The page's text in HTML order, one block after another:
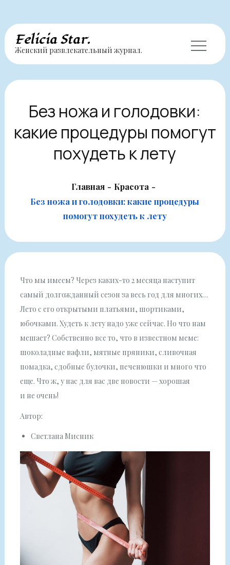
Перейти
содержимому
Felicia Star.
Женский развлекательный журнал.
Без ножа и голодовки:
какие процедуры помогут
похудеть к лету
Главная
Красота
Без ножа и голодовки: какие процедуры
помогут похудеть к лету
Что мы имеем? Через каких-то 2 месяца наступит
самый долгожданный сезон за весь год для многих…
Лето с его открытыми платьями, шортиками,
юбочками. Худеть к лету надо уже сейчас. Но что нам
мешает? Собственно все то, что в известном меме:
шоколадные вафли, мятные пряники, сливочная
помадка, сдобные булочки, печенюшки и много что
еще. Что ж, у нас для вас две новости — хорошая
и не очень!
Автор:
Светлана Мисник